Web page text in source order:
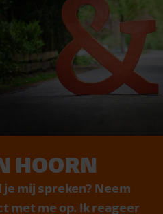
HOORN
mij spreken? Neem
met me op. Ik reageer